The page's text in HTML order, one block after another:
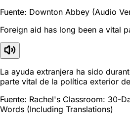
Fuente: Downton Abbey (Audio
Foreign aid has long been a vital
La ayuda extranjera ha sido
parte vital de la política exterior
Fuente: Rachel's Classroom: 30-
Words (Including Translations)